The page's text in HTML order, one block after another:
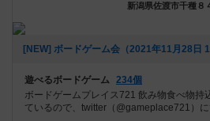
新潟県佐渡市千種８
[NEW] ボードゲーム会（2021年11月28日
遊べるボードゲーム 234個
ボードゲームプレイス721 飲み物食べ物持
ているので、twitter（@gameplace721）に